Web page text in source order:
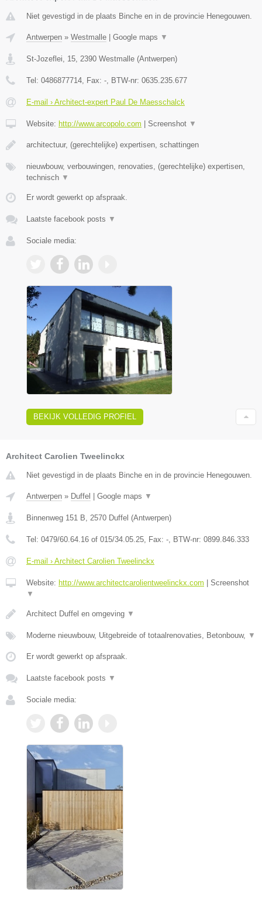
Niet gevestigd in de plaats Binche en in de provincie Henegouwen.
Antwerpen » Westmalle Google maps ▼
St-Jozeflei, 15 2390 Westmalle (Antwerpen)
Tel: 0486877714 , Fax: - , BTW-nr: 0635.235.677
E-mail › Architect-expert Paul De Maesschalck
Website: http://www.arcopolo.com Screenshot ▼
architectuur, (gerechtelijke) expertisen, schattingen
nieuwbouw, verbouwingen, renovaties, (gerechtelijke) expertisen,
technisch ▼
Er wordt gewerkt op afspraak.
Laatste facebook posts ▼
Sociale media:
BEKIJK VOLLEDIG PROFIEL
Architect Carolien Tweelinckx
Niet gevestigd in de plaats Binche en in de provincie Henegouwen.
Antwerpen » Duffel Google maps ▼
Binnenweg 151 B, 2570 Duffel (Antwerpen)
Tel: 0479/60.64.16 of 015/34.05.25, Fax: -, BTW-nr: 0899.846.333
E-mail › Architect Carolien Tweelinckx
Website: http://www.architectcarolientweelinckx.com
Screenshot
▼
Architect Duffel en omgeving ▼
Moderne nieuwbouw, Uitgebreide of totaalrenovaties, Betonbouw, ▼
Er wordt gewerkt op afspraak.
Laatste facebook posts ▼
Sociale media: